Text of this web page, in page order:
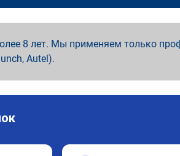
8 лет. Мы применяем только
Autel).